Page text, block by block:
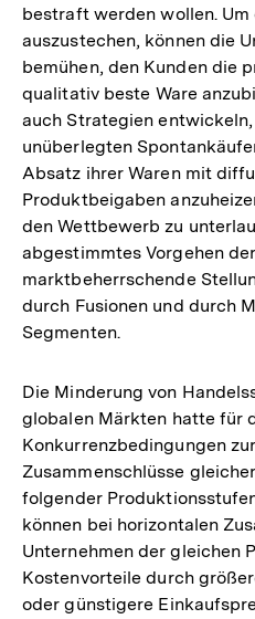
bestraft werden wollen.
auszustechen, können die
bemühen, den Kunden die
qualitativ beste Ware
auch Strategien
unüberlegten
Absatz ihrer Waren mit
Produktbeigaben
den Wettbewerb zu
abgestimmtes Vorgehen
marktbeherrschende
durch Fusionen und durch
Segmenten.
Die Minderung von
globalen Märkten hatte für
Konkurrenzbedingungen
Zusammenschlüsse
folgender
können bei horizontalen
Unternehmen der gleichen
Kostenvorteile durch
oder günstigere